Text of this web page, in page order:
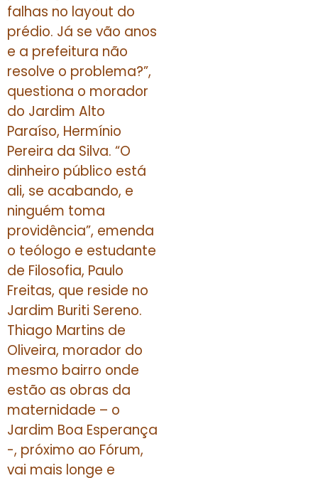
falhas no layout do
prédio. Já se vão anos
e a prefeitura não
resolve o problema?”,
questiona o morador
do Jardim Alto
Paraíso, Hermínio
Pereira da Silva. “O
dinheiro público está
ali, se acabando, e
ninguém toma
providência”, emenda
o teólogo e estudante
de Filosofia, Paulo
Freitas, que reside no
Jardim Buriti Sereno.
Thiago Martins de
Oliveira, morador do
mesmo bairro onde
estão as obras da
maternidade – o
Jardim Boa Esperança
-, próximo ao Fórum,
vai mais longe e